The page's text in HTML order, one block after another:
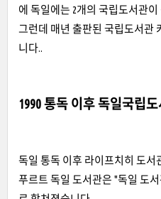
에 독일에는 2개의 국립도서관
그런데 매년 출판된 국립도서관
니다..
1990 통독 이후 독일국립
독일 통독 이후 라이프치히 도서
푸르트 독일 도서관은 "독일 도서